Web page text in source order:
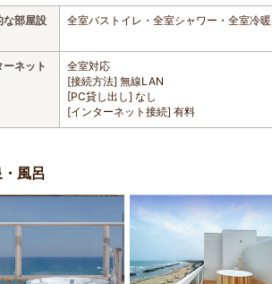
な部屋設
全室バストイレ・全室シャワー・全室冷
ーネット
全室対応
[接続方法] 無線LAN
[PC貸し出し] なし
[インターネット接続] 有料
風呂